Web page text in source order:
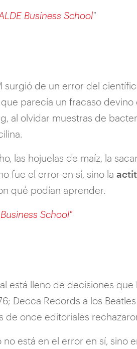
Business School"
surgió de un error del
parecía un fracaso devino
al olvidar muestras de
las hojuelas de maíz, la
fue el error en sí, sino la
qué podían aprender.
School"
está lleno de decisiones
Decca Records a los Beatles
once editoriales
está en el error en sí, sino